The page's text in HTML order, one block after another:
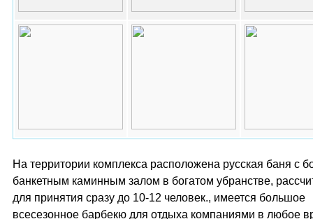
На территории комплекса расположена русская баня с
банкетным каминным залом в богатом убранстве,
для принятия сразу до 10-12 человек., имеется большое
всесезонное барбекю для отдыха компаниями в любое